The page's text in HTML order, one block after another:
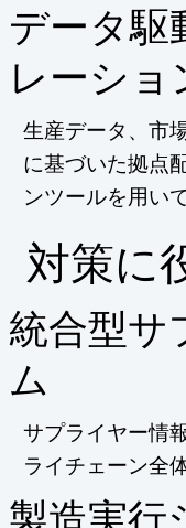
データ駆
レーショ
生産データ、市
に基づいた拠点
ンツールを用い
対策に
統合型サ
ム
サプライヤー情
ライチェーン全
製造実行